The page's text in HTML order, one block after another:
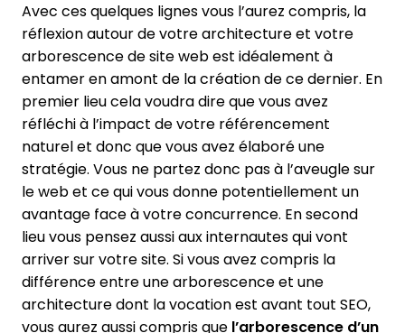
Avec ces quelques lignes vous l’aurez compris, la
réflexion autour de votre architecture et votre
arborescence de site web est idéalement à
entamer en amont de la création de ce dernier. En
premier lieu cela voudra dire que vous avez
réfléchi à l’impact de votre référencement
naturel et donc que vous avez élaboré une
stratégie. Vous ne partez donc pas à l’aveugle sur
le web et ce qui vous donne potentiellement un
avantage face à votre concurrence. En second
lieu vous pensez aussi aux internautes qui vont
arriver sur votre site. Si vous avez compris la
différence entre une arborescence et une
architecture dont la vocation est avant tout SEO,
vous aurez aussi compris que l’arborescence d’un